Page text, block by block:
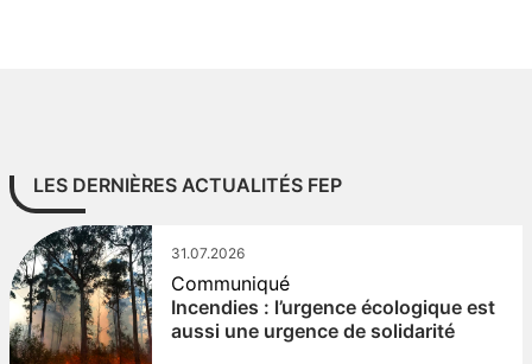
LES DERNIÈRES ACTUALITÉS FEP
31.07.2026
Communiqué
Incendies : l’urgence écologique est
aussi une urgence de solidarité